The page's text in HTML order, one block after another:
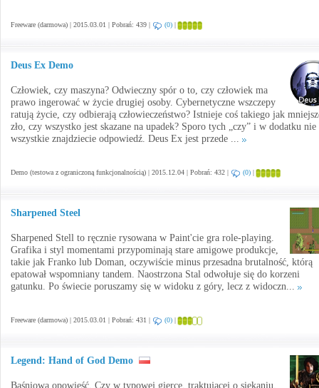
Freeware (darmowa) | 2015.03.01 | Pobrań: 439 | (0) |
Deus Ex Demo
Człowiek, czy maszyna? Odwieczny spór o to, czy człowiek ma
prawo ingerować w życie drugiej osoby. Cybernetyczne wszczepy
ratują życie, czy odbierają człowieczeństwo? Istnieje coś takiego jak
zło, czy wszystko jest skazane na upadek? Sporo tych „czy” i w dodatku nie
wszystkie znajdziecie odpowiedź. Deus Ex jest przede ...
Demo (testowa z ograniczoną funkcjonalnością) | 2015.12.04 | Pobrań: 432 | (0) |
Sharpened Steel
Sharpened Stell to ręcznie rysowana w Paint'cie gra role-playing.
Grafika i styl momentami przypominają stare amigowe produkcje,
takie jak Franko lub Doman, oczywiście minus przesadna brutalność, którą
epatował wspomniany tandem. Naostrzona Stal odwołuje się do korzeni
gatunku. Po świecie poruszamy się w widoku z góry, lecz z widoczn...
Freeware (darmowa) | 2015.03.01 | Pobrań: 431 | (0) |
Legend: Hand of God Demo
Baśniowa opowieść. Czy w typowej gierce, traktującej o siekaniu,